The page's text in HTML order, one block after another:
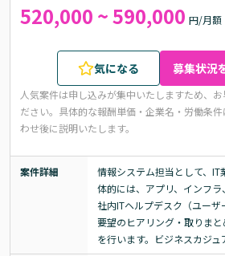
520,000 ~ 590,000 円/月額
気になる 募集状況
人気案件は申し込みが集中いたしますため、
ださい。 具体的な報酬単価・企業名・労働条
わせ後に説明いたします。
案件詳細
情報システム担当として、
体的には、アプリ、インフラ
社内ITヘルプデスク（ユー
要望のヒアリング・取りま
を行います。ビジネスカジュ